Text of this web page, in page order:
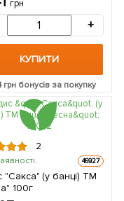
грн
+
КУПИТИ
грн бонусів за покупку
2
46927
"Сакса" (у банці) ТМ
100г